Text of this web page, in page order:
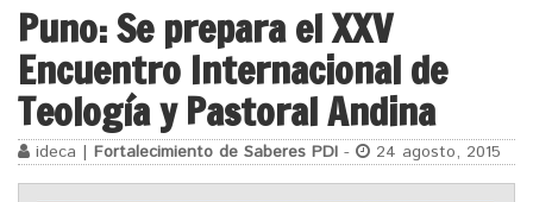
Puno: Se prepara el XXV
Encuentro Internacional de
Teología y Pastoral Andina
ideca | Fortalecimiento de Saberes PDI - 24 agosto, 2015